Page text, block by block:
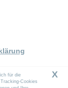
für die
Cookies
X